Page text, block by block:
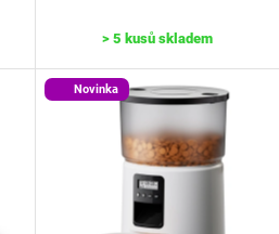
> 5 kusů skladem
Novinka